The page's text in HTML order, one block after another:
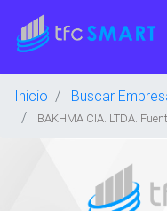
Inicio Buscar
BAKHMA CIA. LTDA.